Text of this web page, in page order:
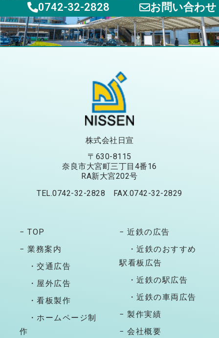
0742-32-2828 お問い合わせ
株式会社日宣
〒630-8115
奈良市大宮町三丁目4番16
RA新大宮202号
TEL.0742-32-2828 FAX.0742-32-2829
− TOP
− 業務案内
・交通広告
・屋外広告
・看板製作
・ホームページ制
作
− 近鉄の広告
・近鉄のおすすめ
駅看板広告
・近鉄の駅広告
・近鉄の車両広告
− 製作実績
− 会社概要